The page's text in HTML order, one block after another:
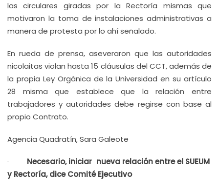
las circulares giradas por la Rectoría mismas que
motivaron la toma de instalaciones administrativas a
manera de protesta por lo ahí señalado.
En rueda de prensa, aseveraron que las autoridades
nicolaitas violan hasta 15 cláusulas del CCT, además de
la propia Ley Orgánica de la Universidad en su artículo
28 misma que establece que la relación entre
trabajadores y autoridades debe regirse con base al
propio Contrato.
Agencia Quadratín, Sara Galeote
· Necesario, iniciar nueva relación entre el SUEUM
y Rectoría, dice Comité Ejecutivo